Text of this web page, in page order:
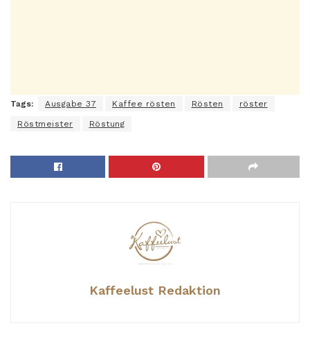
Tags: Ausgabe 37 Kaffee rösten Rösten röster
Röstmeister Röstung
Kaffeelust Redaktion